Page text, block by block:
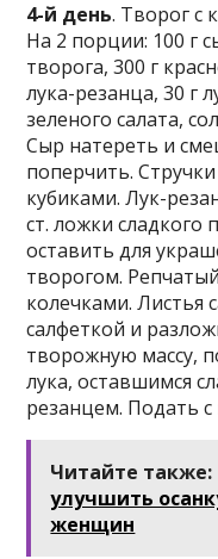
4-й день. Творог с
На 2 порции: 100 г
творога, 300 г
лука-резанца, 30 г
зеленого салата,
Сыр натереть и
поперчить.
кубиками. Лук-
ст. ложки сладкого
оставить для
творогом.
колечками. Листья
салфеткой и
творожную массу,
лука, оставшимся
резанцем. Подать
Читайте также:
улучшить
женщин